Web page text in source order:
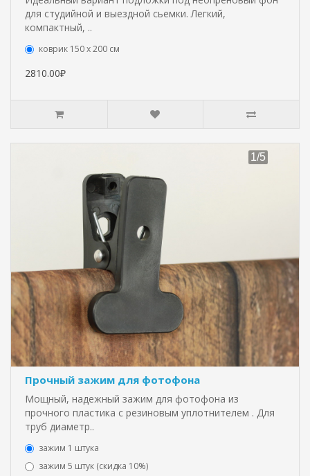
для студийной и выездной сьемки. Легкий,
компактный, ..
коврик 150 х 200 см
2810.00₽
Прочный зажим для фотофона
Мощный, надежный зажим для фотофона из
прочного пластика с резиновым уплотнителем . Для
труб диаметр..
зажим 1 штука
зажим 5 штук (скидка 10%)